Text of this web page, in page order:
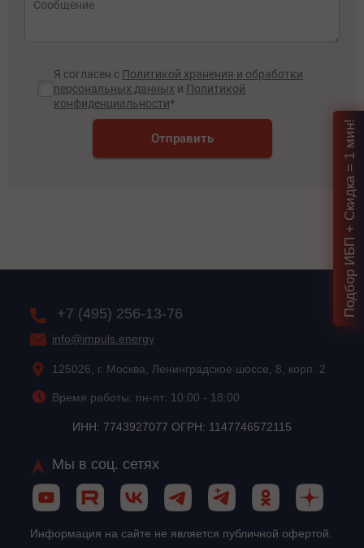
Я согласен с Политикой хранения и обработки
персональных данных и Политикой
конфиденциальности*
Отправить
+7 (495) 256-13-76
info@impuls.energy
125026, г. Москва, Ленинградское шоссе, 8, корп. 2
Время работы: пн-пт: 10:00 - 18:00
ИНН: 7743927077 ОГРН: 1147746572115
Мы в соц. сетях
Информация на сайте не является публичной офертой.
Подбор ИБП + Скидка = 1 мин!